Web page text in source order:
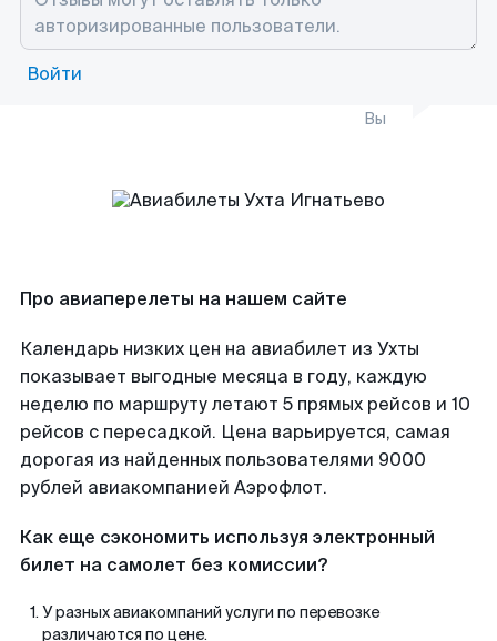
Войти
Вы
Про авиаперелеты на нашем сайте
Календарь низких цен на авиабилет из Ухты
показывает выгодные месяца в году, каждую
неделю по маршруту летают 5 прямых рейсов и 10
рейсов с пересадкой. Цена варьируется, самая
дорогая из найденных пользователями 9000
рублей авиакомпанией Аэрофлот.
Как еще сэкономить используя электронный
билет на самолет без комиссии?
У разных авиакомпаний услуги по перевозке
различаются по цене.